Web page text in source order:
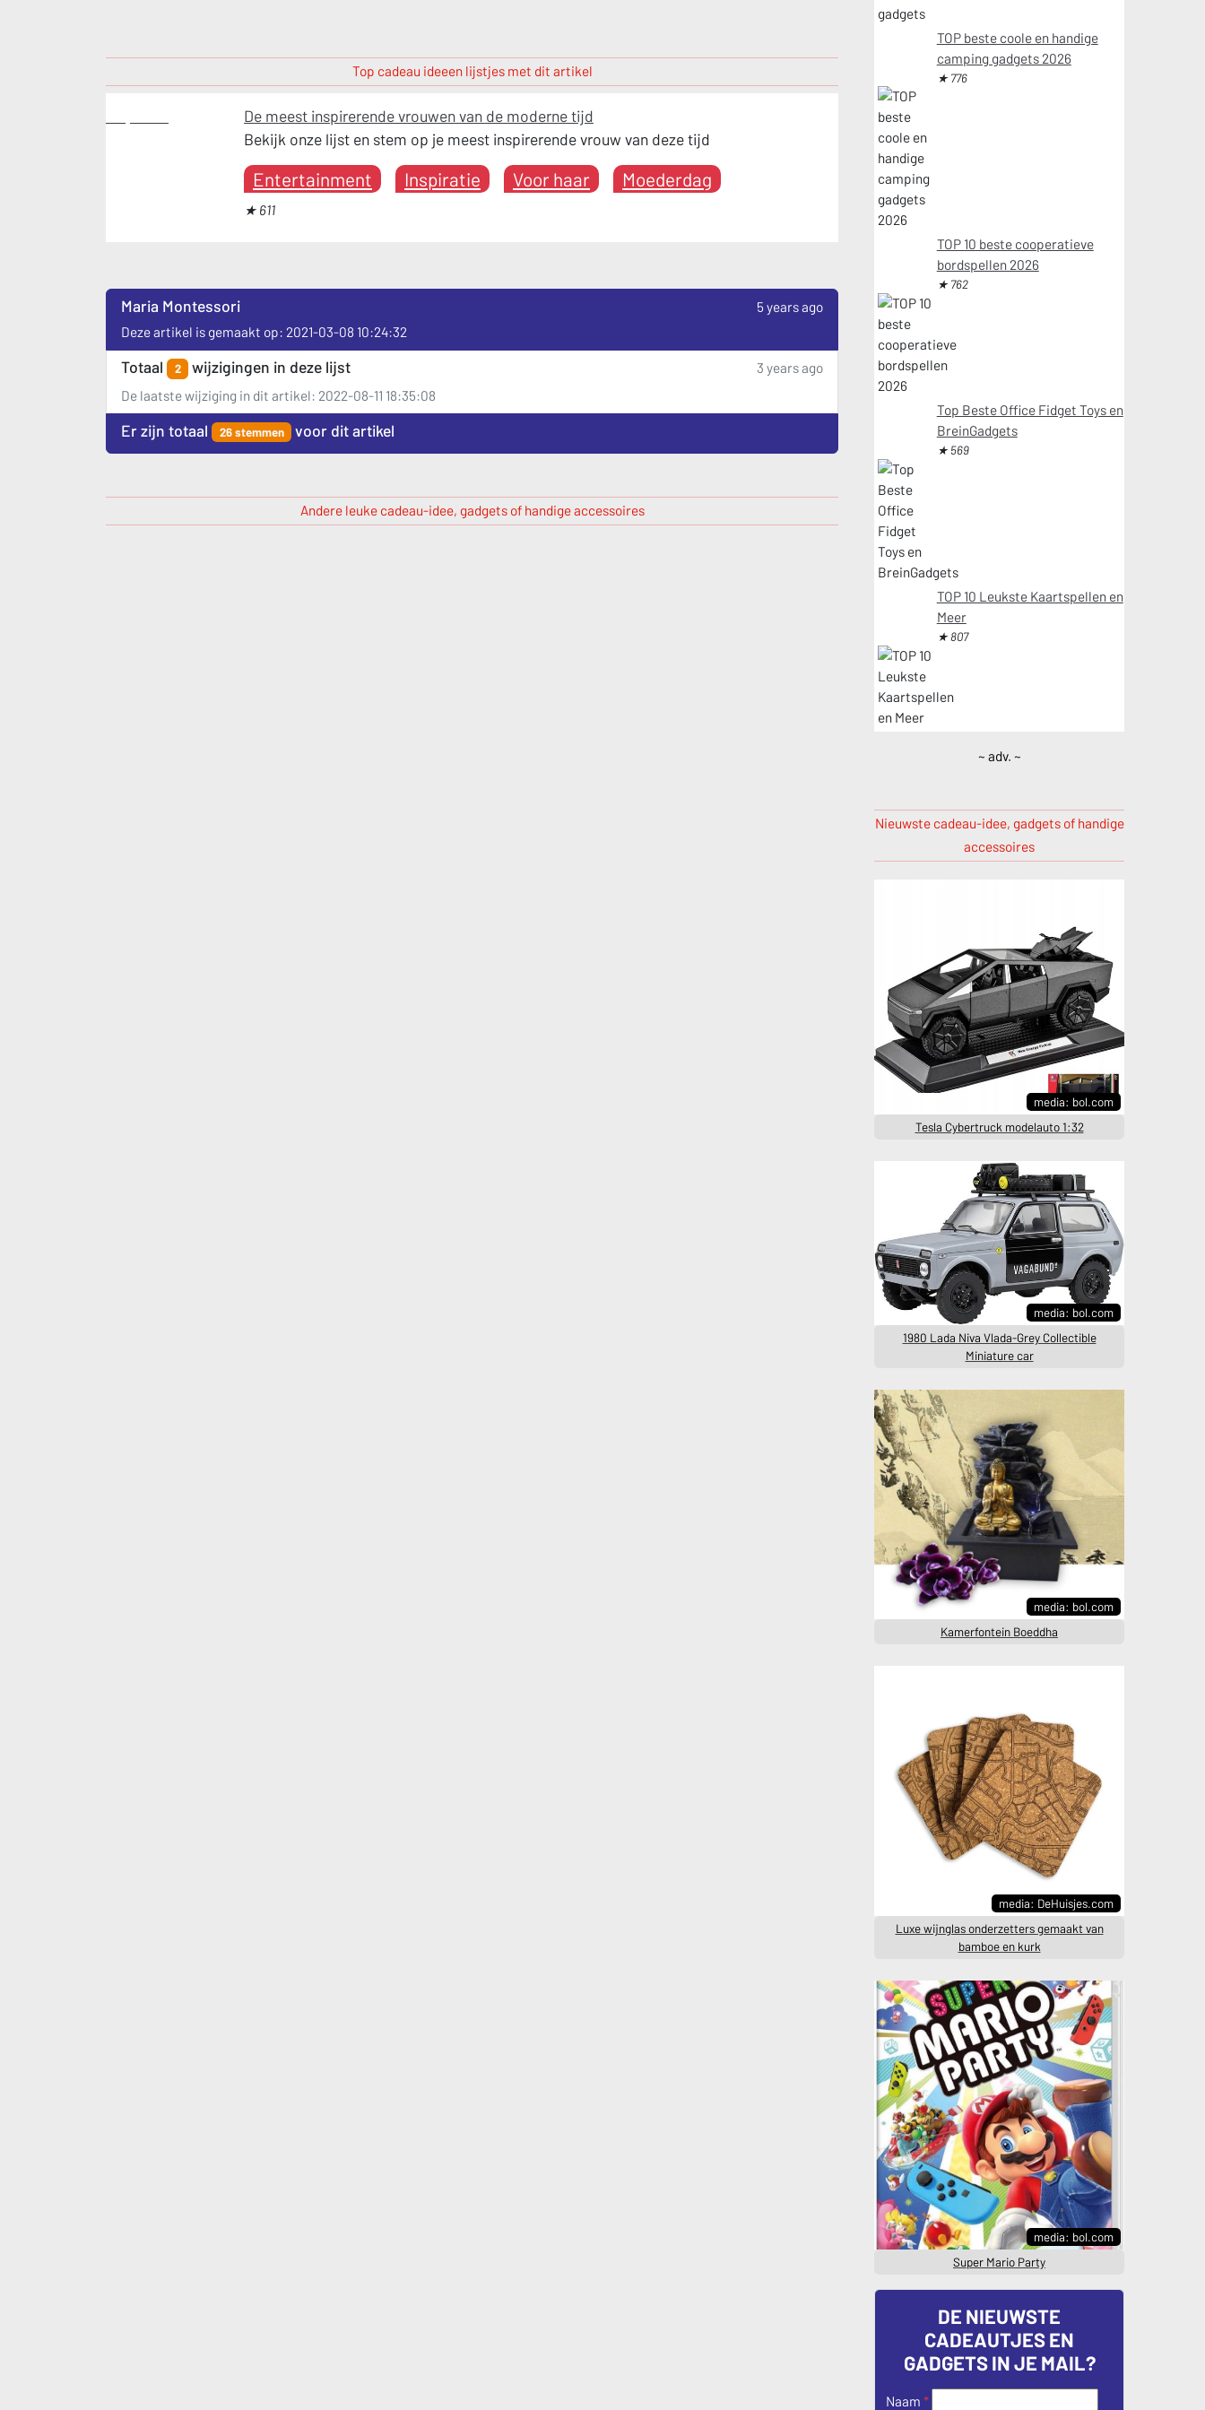
Top cadeau ideeen lijstjes met dit artikel
De meest inspirerende vrouwen van de moderne tijd
Bekijk onze lijst en stem op je meest inspirerende vrouw van deze tijd
Entertainment Inspiratie Voor haar Moederdag
★ 611
Maria Montessori
5 years ago
Deze artikel is gemaakt op: 2021-03-08 10:24:32
Totaal 2 wijzigingen in deze lijst
3 years ago
De laatste wijziging in dit artikel: 2022-08-11 18:35:08
Er zijn totaal 26 stemmen voor dit artikel
Andere leuke cadeau-idee, gadgets of handige accessoires
TOP beste coole en handige
camping gadgets 2026
★ 776
TOP 10 beste cooperatieve
bordspellen 2026
★ 762
Top Beste Office Fidget Toys en
BreinGadgets
★ 569
TOP 10 Leukste Kaartspellen en
Meer
★ 807
~ adv. ~
Nieuwste cadeau-idee, gadgets of handige
accessoires
media: bol.com
Tesla Cybertruck modelauto 1:32
media: bol.com
1980 Lada Niva Vlada-Grey Collectible
Miniature car
media: bol.com
Kamerfontein Boeddha
media: DeHuisjes.com
Luxe wijnglas onderzetters gemaakt van
bamboe en kurk
media: bol.com
Super Mario Party
DE NIEUWSTE
CADEAUTJES EN
GADGETS IN JE MAIL?
Naam *